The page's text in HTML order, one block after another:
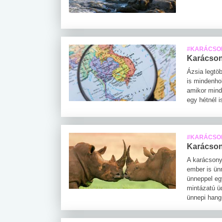
Ázsia
is
amikor
egy hétnél
A
ember is
ünneppel
mintázatú
ünnepi